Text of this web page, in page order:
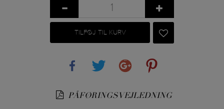
TILFØJ TIL KURV
PÅFØRINGSVEJLEDNING